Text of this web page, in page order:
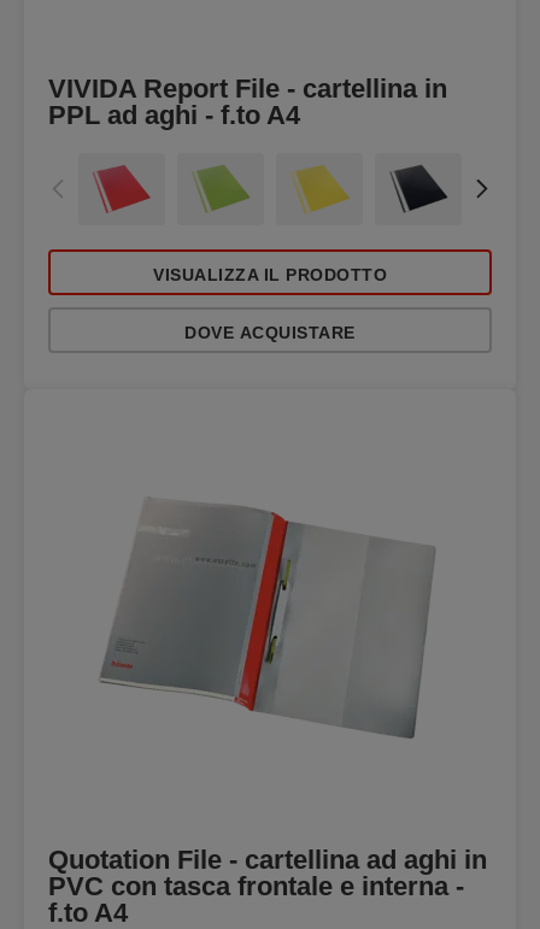
VIVIDA Report File - cartellina in
PPL ad aghi - f.to A4
VISUALIZZA IL PRODOTTO
DOVE ACQUISTARE
Quotation File - cartellina ad aghi in
PVC con tasca frontale e interna -
f.to A4